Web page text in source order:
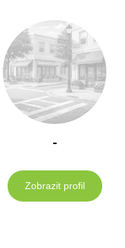
-
Zobrazit profil